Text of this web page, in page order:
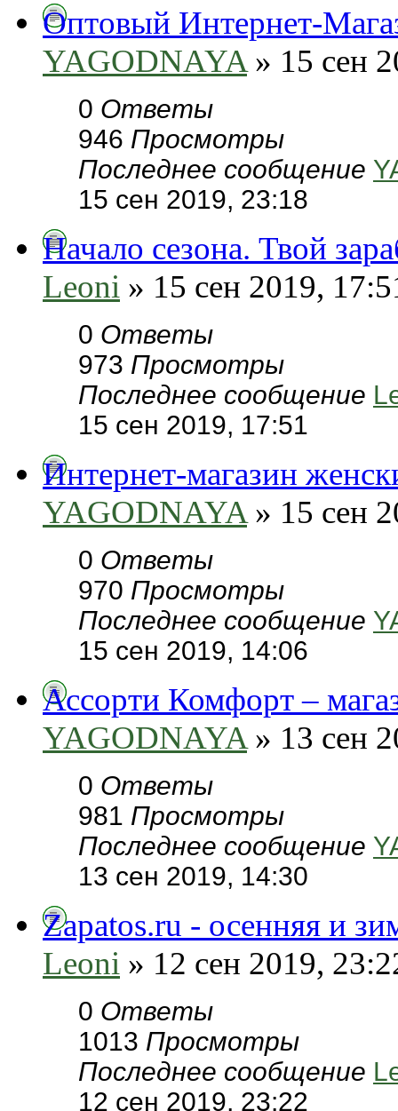
Оптовый Интернет-
YAGODNAYA» 15 сен
0 Ответы
946 Просмотры
Последнее сообщение
15 сен 2019, 23:18
Начало сезона. Твой
Leoni » 15 сен 2019,
0 Ответы
973 Просмотры
Последнее сообщение
15 сен 2019, 17:51
Интернет-магазин
YAGODNAYA» 15 сен
0 Ответы
970 Просмотры
Последнее сообщение
15 сен 2019, 14:06
Ассорти Комфорт –
YAGODNAYA» 13 сен
0 Ответы
981 Просмотры
Последнее сообщение
13 сен 2019, 14:30
Zapatos.ru - осенняя и
Leoni » 12 сен 2019,
0 Ответы
1013 Просмотры
Последнее сообщение
12 сен 2019, 23:22